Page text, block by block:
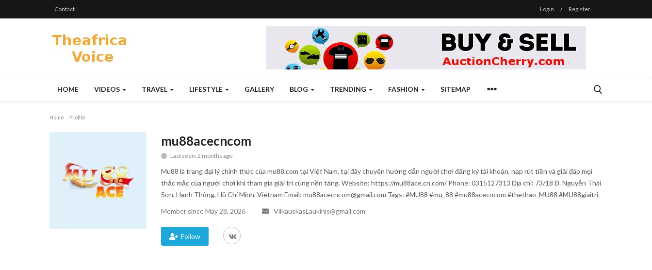
Contact Login / Register
HOME VIDEOS TRAVEL LIFESTYLE GALLERY BLOG TRENDING FASHION SITEMAP
Home Profile
mu88acecncom
Last seen: 2 months ago
Mu88 là trang đại lý chính thức của mu88.com tại Việt Nam, tại đây chuyên hướng dẫn người chơi đăng ký tài khoản, nạp rút tiền và giải đáp mọi
thắc mắc của người chơi khi tham gia giải trí cùng nền tảng. Website: https://mu88ace.cn.com/ Phone: 0315127313 Địa chỉ: 73/18 Đ. Nguyễn Thái
Sơn, Hạnh Thông, Hồ Chí Minh, Vietnam Email: mu88acecncom@gmail.com Tags: #MU88 #mu_88 #mu88acecncom #thethao_MU88 #MU88giaitri
Member since May 28, 2026
VilkauskasLaukinis@gmail.com
Follow